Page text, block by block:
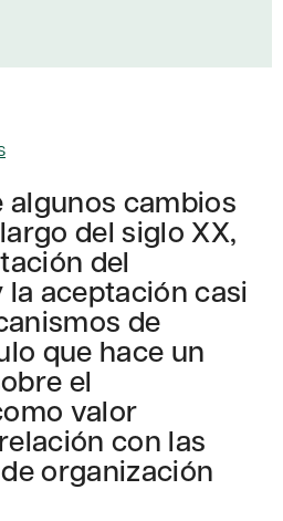
algunos cambios
del siglo XX,
del
aceptación casi
de
que hace un
el
valor
con las
organización